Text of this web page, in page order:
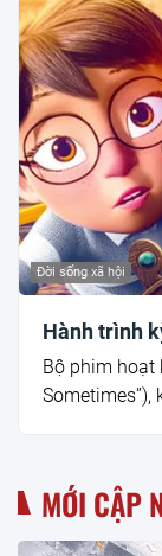
Đời sống xã hội
Hành trình
Bộ phim hoạt
MỚI CẬP